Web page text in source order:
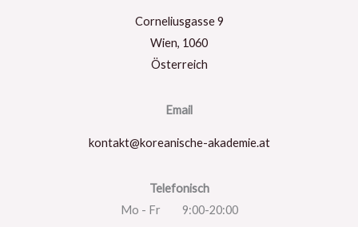
Corneliusgasse 9
Wien, 1060
Österreich
Email
kontakt@koreanische-akademie.at
Telefonisch
Mo - Fr 9:00-20:00